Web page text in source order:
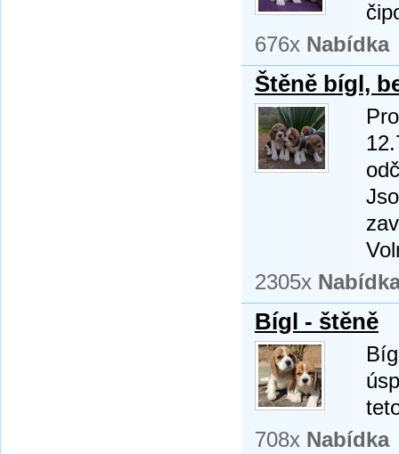
676x Nabídka
Štěně bígl,
2305x
Bígl - štěně
708x Nabídka